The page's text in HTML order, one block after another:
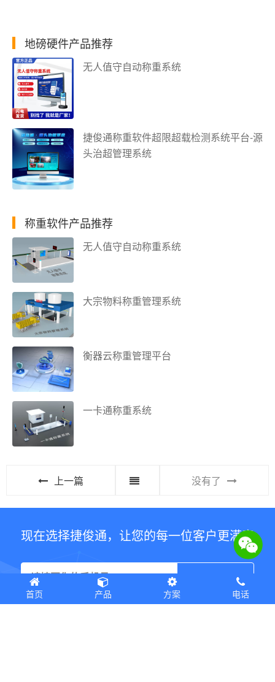
地磅硬件产品推荐
无人值守自动称重系统
捷俊通称重软件超限超载检测系统平台-源
头治超管理系统
称重软件产品推荐
无人值守自动称重系统
大宗物料称重管理系统
衡器云称重管理平台
一卡通称重系统
上一篇 没有了
现在选择捷俊通，让您的每一位客户更满意
首页 产品 方案 电话